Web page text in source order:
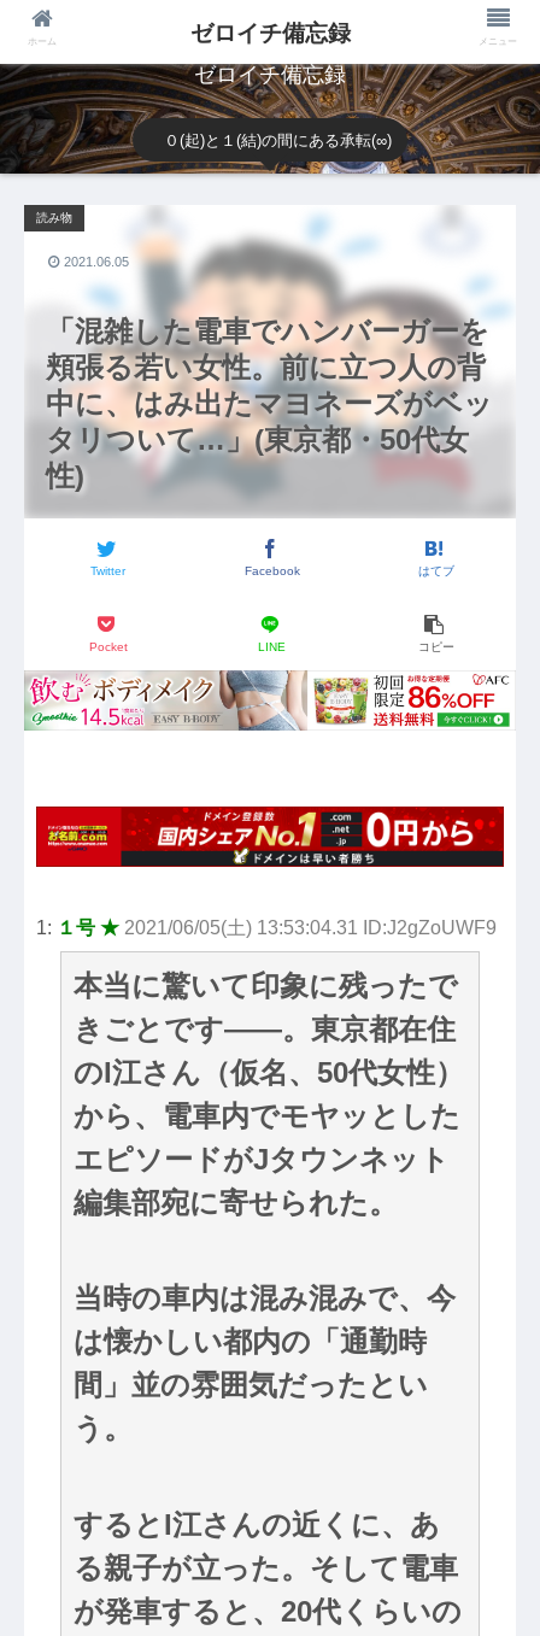
ゼロイチ備忘録
０(起)と１(結)の間にある承転(∞)
「混雑した電車でハンバーガーを
頬張る若い女性。前に立つ人の背
中に、はみ出たマヨネーズがベッ
タリついて…」(東京都・50代女
性)
読み物
Twitter Facebook はてブ
Pocket LINE コピー
2021.06.05
1: １号 ★ 2021/06/05(土) 13:53:04.31 ID:J2gZoUWF9
本当に驚いて印象に残ったで
きごとです――。東京都在住
のI江さん（仮名、50代女性）
から、電車内でモヤッとした
エピソードがJタウンネット
編集部宛に寄せられた。
当時の車内は混み混みで、今
は懐かしい都内の「通勤時
間」並の雰囲気だったとい
う。
するとI江さんの近くに、あ
る親子が立った。そして電車
が発車すると、20代くらいの
ホーム ゼロイチ備忘録 メニュー